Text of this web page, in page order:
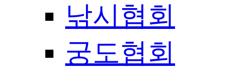
낚시협회
궁도협회